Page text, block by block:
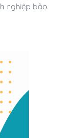
nghiệp bảo